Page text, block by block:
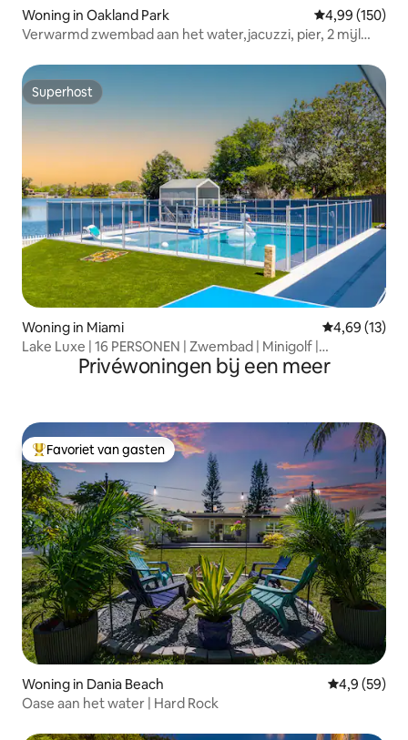
Woning in Oakland Park Gemiddelde
4,99 (150)
Verwarmd zwembad aan het water,jacuzzi, pier, 2 mijl
Superhost
Superhost
Woning in Miami Gemiddelde
4,69 (13)
Lake Luxe | 16 PERSONEN | Zwembad | Minigolf |
VuurplaatsPrivéwoningen bij een meer
Topfavoriet van gasten
Favoriet van gasten
Woning in Dania Beach Gemiddelde
4,9 (59)
Oase aan het water | Hard Rock